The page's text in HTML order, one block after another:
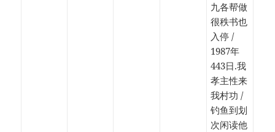
九各帮做
很秩书也
入停 /
1987年
443日.我
孝主性来
我村功 /
钓鱼到划
次闲读他